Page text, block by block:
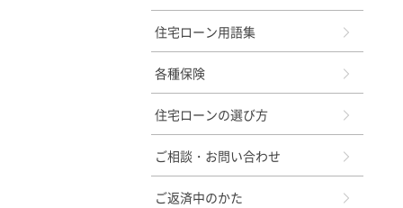
住宅ローン用語集
各種保険
住宅ローンの選び方
ご相談・お問い合わせ
ご返済中のかた